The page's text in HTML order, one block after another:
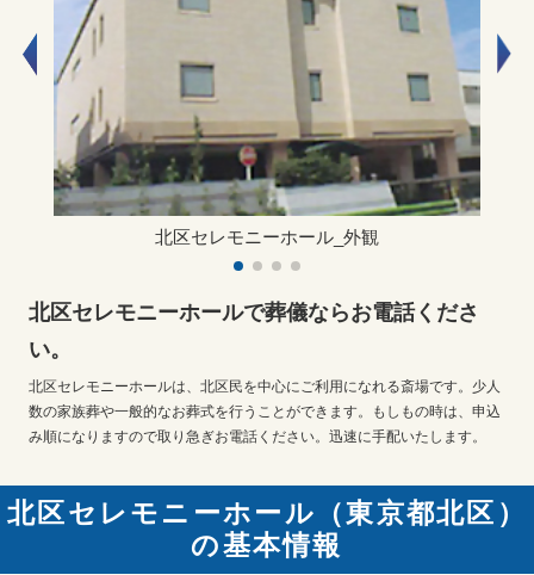
北区セレモニーホールで葬儀ならお電話くださ
い。
北区セレモニーホールは、北区民を中心にご利用になれる斎場です。少人
数の家族葬や一般的なお葬式を行うことができます。もしもの時は、申込
み順になりますので取り急ぎお電話ください。迅速に手配いたします。
北区セレモニーホール_外観
北区セレモニーホール（東京都北区）
の基本情報